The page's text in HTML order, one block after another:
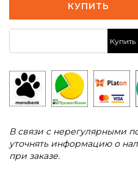
КУПИТЬ
Купить
В связи с нерегулярными
уточнять информацию о
при заказе.